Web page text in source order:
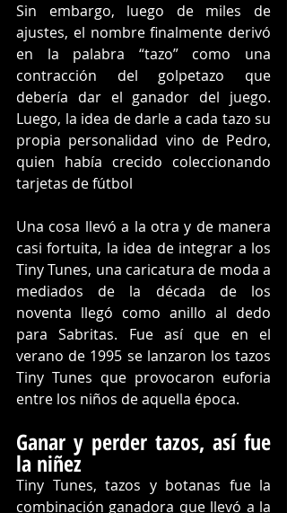
Sin embargo, luego de miles de
ajustes, el nombre finalmente derivó
en la palabra “tazo” como una
contracción del golpetazo que
debería dar el ganador del juego.
Luego, la idea de darle a cada tazo su
propia personalidad vino de Pedro,
quien había crecido coleccionando
tarjetas de fútbol
Una cosa llevó a la otra y de manera
casi fortuita, la idea de integrar a los
Tiny Tunes, una caricatura de moda a
mediados de la década de los
noventa llegó como anillo al dedo
para Sabritas. Fue así que en el
verano de 1995 se lanzaron los tazos
Tiny Tunes que provocaron euforia
entre los niños de aquella época.
Ganar y perder tazos, así fue
la niñez
Tiny Tunes, tazos y botanas fue la
combinación ganadora que llevó a la